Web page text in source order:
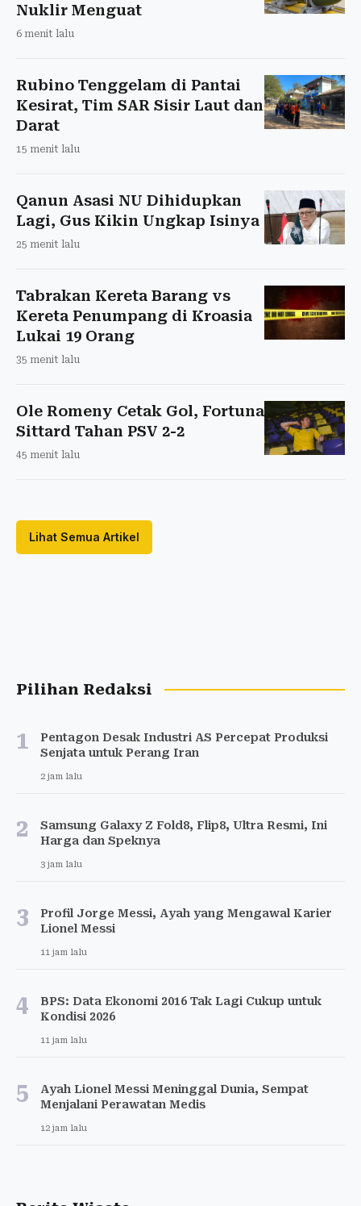
Nuklir Menguat
6 menit lalu
Rubino Tenggelam di Pantai
Kesirat, Tim SAR Sisir Laut dan
Darat
15 menit lalu
Qanun Asasi NU Dihidupkan
Lagi, Gus Kikin Ungkap Isinya
25 menit lalu
Tabrakan Kereta Barang vs
Kereta Penumpang di Kroasia
Lukai 19 Orang
35 menit lalu
Ole Romeny Cetak Gol, Fortuna
Sittard Tahan PSV 2-2
45 menit lalu
Lihat Semua Artikel
Pilihan Redaksi
1
Pentagon Desak Industri AS Percepat Produksi
Senjata untuk Perang Iran
2 jam lalu
2
Samsung Galaxy Z Fold8, Flip8, Ultra Resmi, Ini
Harga dan Speknya
3 jam lalu
3
Profil Jorge Messi, Ayah yang Mengawal Karier
Lionel Messi
11 jam lalu
4
BPS: Data Ekonomi 2016 Tak Lagi Cukup untuk
Kondisi 2026
11 jam lalu
5
Ayah Lionel Messi Meninggal Dunia, Sempat
Menjalani Perawatan Medis
12 jam lalu